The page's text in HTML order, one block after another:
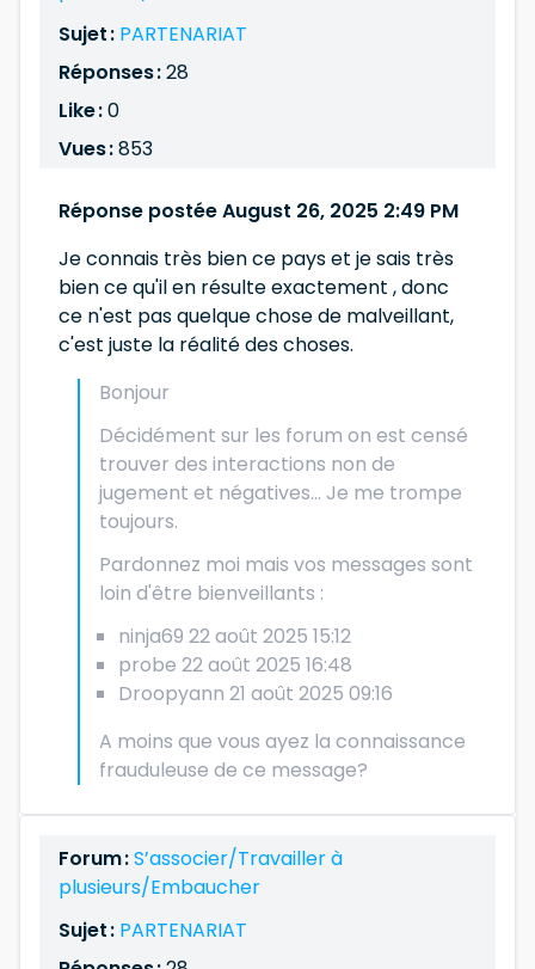
Sujet : PARTENARIAT
Réponses :28
Like :0
Vues :853
Réponse postée August 26, 2025 2:49 PM
Je connais très bien ce pays et je sais très
bien ce qu'il en résulte exactement , donc
ce n'est pas quelque chose de malveillant,
c'est juste la réalité des choses.
Bonjour
Décidément sur les forum on est censé
trouver des interactions non de
jugement et négatives... Je me trompe
toujours.
Pardonnez moi mais vos messages sont
loin d'être bienveillants :
ninja69 22 août 2025 15:12
probe 22 août 2025 16:48
Droopyann 21 août 2025 09:16
A moins que vous ayez la connaissance
frauduleuse de ce message?
Forum :S’associer/Travailler à
plusieurs/Embaucher
Sujet : PARTENARIAT